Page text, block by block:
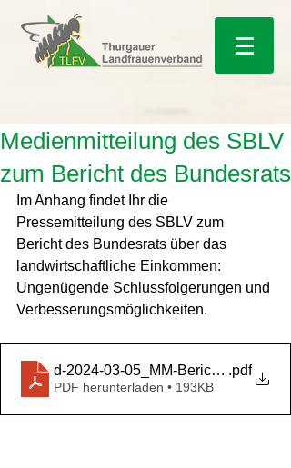
Medienmitteilung des SBLV
zum Bericht des Bundesrats
Im Anhang findet Ihr die
Pressemitteilung des SBLV zum
Bericht des Bundesrats über das
landwirtschaftliche Einkommen:
Ungenügende Schlussfolgerungen und
Verbesserungsmöglichkeiten.
d-2024-03-05_MM-Bericht .pdf
PDF herunterladen • 193KB